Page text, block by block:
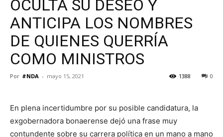
OCULTA SU DESEO Y
ANTICIPA LOS NOMBRES
DE QUIENES QUERRÍA
COMO MINISTROS
Por #NDA - mayo 15, 2021 0
1388
En plena incertidumbre por su posible candidatura, la
exgobernadora bonaerense dejó una frase muy
contundente sobre su carrera política en un mano a mano